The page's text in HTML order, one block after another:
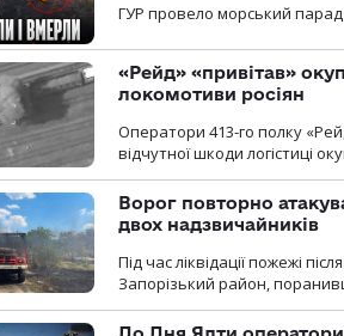
ГУР провело морський
«Рейд» «привітав»
локомотиви росіян
Оператори 413-го полку
відчутної шкоди логістиці
Ворог повторно
двох надзвичайників
Під час ліквідації пожежі
Запорізький район,